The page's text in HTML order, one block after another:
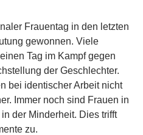
Frauentag in den letzten
gewonnen. Viele
Tag im Kampf gegen
der Geschlechter.
bei identischer Arbeit nicht
Immer noch sind Frauen in
der Minderheit. Dies trifft
zu.